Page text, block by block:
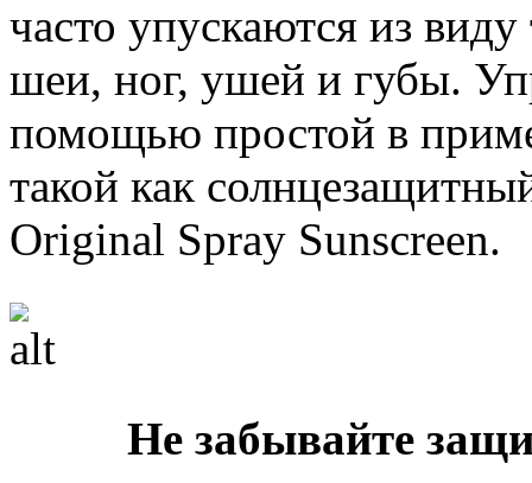
часто упускаются из виду
шеи, ног, ушей и губы.
помощью простой в
такой как
Original Spray Sunscreen.
Не забывайте